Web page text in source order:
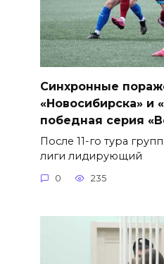
Синхронные
«Новосибирска» и
победная серия
После 11-го тура
лиги лидирующий
0 235